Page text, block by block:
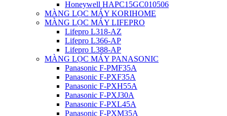
Honeywell HAPC15GC010506
MÀNG LỌC MÁY KORIHOME
MÀNG LỌC MÁY LIFEPRO
Lifepro L318-AZ
Lifepro L366-AP
Lifepro L388-AP
MÀNG LỌC MÁY PANASONIC
Panasonic F-PMF35A
Panasonic F-PXF35A
Panasonic F-PXH55A
Panasonic F-PXJ30A
Panasonic F-PXL45A
Panasonic F-PXM35A